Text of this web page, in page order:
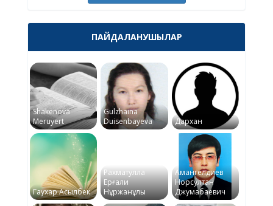
ПАЙДАЛАНУШЫЛАР
Shakenova
Meruyert
Gulzhaina
Duisenbayeva
Дархан
Гаухар Асылбек
Рахматулла
Ерғали
Нұржанұлы
Амангелдиев
Норсултан
Джумабаевич